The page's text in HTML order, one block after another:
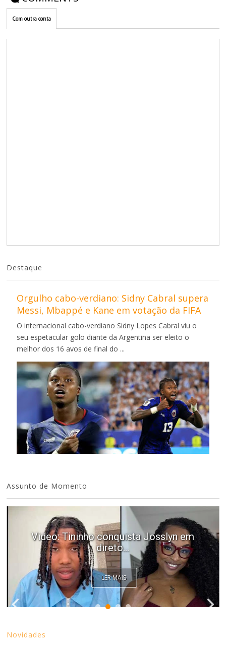
Com outra conta
Destaque
Orgulho cabo-verdiano: Sidny Cabral supera
Messi, Mbappé e Kane em votação da FIFA
O internacional cabo-verdiano Sidny Lopes Cabral viu o
seu espetacular golo diante da Argentina ser eleito o
melhor dos 16 avos de final do ...
Assunto de Momento
Video: Tininho conquista Josslyn em
direto...
LER MAIS
Novidades